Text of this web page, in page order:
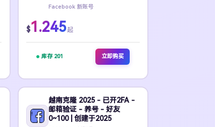
Facebook 新账号
$1.245起
库存 201 立即购买
越南克隆 2025 - 已开2FA -
邮箱验证 - 养号 - 好友
0~100 | 创建于2025